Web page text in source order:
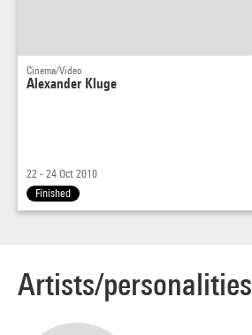
Cinema/Video
Alexander Kluge
22 - 24 Oct 2010
Finished
Artists/personalities